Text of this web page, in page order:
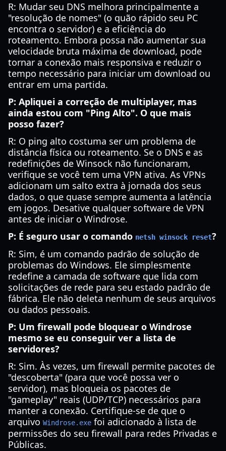
R: Mudar seu DNS melhora principalmente a
"resolução de nomes" (o quão rápido seu PC
encontra o servidor) e a eficiência do
roteamento. Embora possa não aumentar sua
velocidade bruta máxima de download, pode
tornar a conexão mais responsiva e reduzir o
tempo necessário para iniciar um download ou
entrar em uma partida.
P: Apliquei a correção de multiplayer, mas
ainda estou com "Ping Alto". O que mais
posso fazer?
R: O ping alto costuma ser um problema de
distância física ou roteamento. Se o DNS e as
redefinições de Winsock não funcionaram,
verifique se você tem uma VPN ativa. As VPNs
adicionam um salto extra à jornada dos seus
dados, o que quase sempre aumenta a latência
em jogos. Desative qualquer software de VPN
antes de iniciar o Windrose.
P: É seguro usar o comando netsh winsock reset?
R: Sim, é um comando padrão de solução de
problemas do Windows. Ele simplesmente
redefine a camada de software que lida com
solicitações de rede para seu estado padrão de
fábrica. Ele não deleta nenhum de seus arquivos
ou dados pessoais.
P: Um firewall pode bloquear o Windrose
mesmo se eu conseguir ver a lista de
servidores?
R: Sim. Às vezes, um firewall permite pacotes de
"descoberta" (para que você possa ver o
servidor), mas bloqueia os pacotes de
"gameplay" reais (UDP/TCP) necessários para
manter a conexão. Certifique-se de que o
arquivo Windrose.exe foi adicionado à lista de
permissões do seu firewall para redes Privadas e
Públicas.